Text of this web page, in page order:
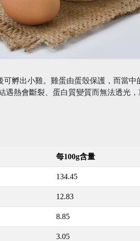
孵出小雞。雞蛋由蛋殼保護，而當
遇熱會斷裂、蛋白質變質而無法透光
每100g含量
134.45
12.83
8.85
3.05